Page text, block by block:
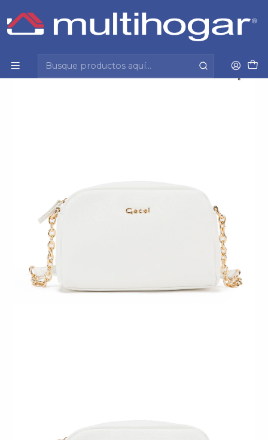
Inicio Accesorios
Cartera
Cartera Mujer Bandolera Pequeña Graneado Casual
Gacel Car3296 Blanco